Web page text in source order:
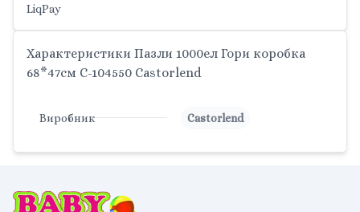
LiqPay
Характеристики Пазли 1000ел Гори коробка
68*47см С-104550 Castorlend
Виробник Castorlend